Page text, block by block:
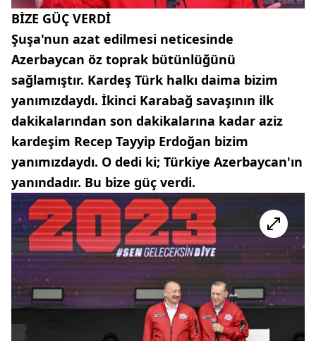
BİZE GÜÇ VERDİ
Şuşa'nun azat edilmesi neticesinde
Azerbaycan öz toprak bütünlüğünü
sağlamıştır. Kardeş Türk halkı daima bizim
yanımızdaydı. İkinci Karabağ savaşının ilk
dakikalarından son dakikalarına kadar aziz
kardeşim Recep Tayyip Erdoğan bizim
yanımızdaydı. O dedi ki; Türkiye Azerbaycan'ın
yanındadır. Bu bize güç verdi.